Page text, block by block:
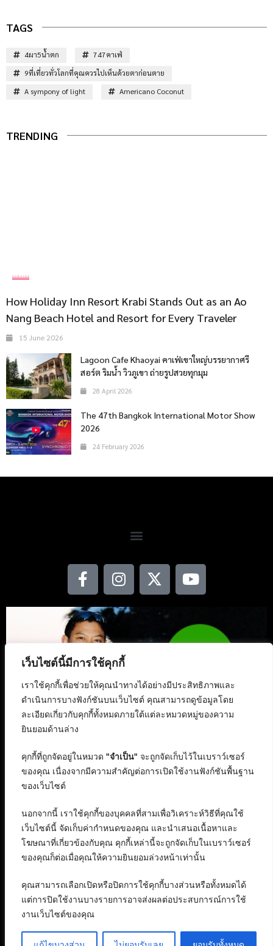
เว็บไซต์นี้มีการใช้คุกกี้
เราใช้คุกกี้เพื่อช่วยให้คุณนำทางได้อย่างมีประสิทธิภาพและ
ดำเนินการบางฟังก์ชันบนเว็บไซต์ คุณสามารถดูข้อมูลโดย
ละเอียดเกี่ยวกับคุกกี้ทั้งหมดภายใต้แต่ละหมวดหมู่ของความ
ยินยอมด้านล่าง
คุกกี้ที่ถูกจัดอยู่ในหมวด "จำเป็น" จะถูกจัดเก็บไว้ในเบราว์เซอร์
ของคุณ เนื่องจากมีความสำคัญต่อการเปิดใช้งานฟังก์ชันพื้นฐาน
ของเว็บไซต์
นอกจากนี้ เราใช้คุกกี้ของบุคคลที่สามเพื่อวิเคราะห์วิธีที่คุณใช้
เว็บไซต์นี้ จัดเก็บค่ากำหนดของคุณ และนำเสนอเนื้อหาและ
โฆษณาที่เกี่ยวข้องกับคุณ คุกกี้เหล่านี้จะถูกจัดเก็บในเบราว์เซอร์
ของคุณก็ต่อเมื่อคุณให้ความยินยอมล่วงหน้าเท่านั้น
คุณสามารถเลือกเปิดหรือปิดการใช้คุกกี้บางส่วนหรือทั้งหมดได้
แต่การปิดใช้งานบางรายการอาจส่งผลต่อประสบการณ์การใช้
งานเว็บไซต์ของคุณ
TAGS
4ผา5น้ำตก
747คาเฟ่
9ที่เที่ยวทั่วโลกที่คุณควรไปเห็นด้วยตาก่อนตาย
A sympony of light
Americano Coconut
TRENDING
ที่พัก
How Holiday Inn Resort Krabi Stands Out as an Ao
Nang Beach Hotel and Resort for Every Traveler
15 June 2026
Lagoon Cafe Khaoyai คาเฟ่เขาใหญ่บรรยากาศรี
สอร์ต ริมน้ำ วิวภูเขา ถ่ายรูปสวยทุกมุม
28 April 2026
The 47th Bangkok International Motor Show
2026
24 February 2026
สงวนลิขสิทธิ์ © 2568 : บริษัท อิทธิภัทร เอเจนซี่ จำกัด